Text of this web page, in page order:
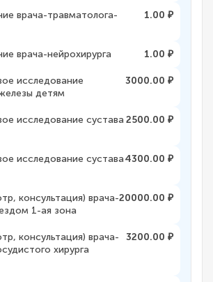
врача-травматолога-
1.00 ₽
врача-нейрохирурга 1.00 ₽
исследование
детям
3000.00 ₽
исследование сустава 2500.00 ₽
исследование сустава4300.00 ₽
консультация) врача-
1-ая зона
20000.00 ₽
консультация) врача-
хирурга
3200.00 ₽